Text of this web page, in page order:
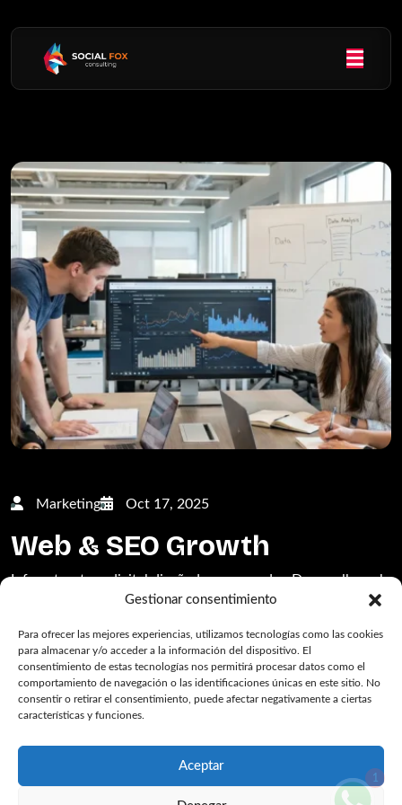
Gestionar consentimiento
Para ofrecer las mejores experiencias, utilizamos tecnologías como las cookies
para almacenar y/o acceder a la información del dispositivo. El
consentimiento de estas tecnologías nos permitirá procesar datos como el
comportamiento de navegación o las identificaciones únicas en este sitio. No
consentir o retirar el consentimiento, puede afectar negativamente a ciertas
características y funciones.
Aceptar
Marketing Oct 17, 2025
Web & SEO Growth
Infraestructura digital diseñada para vender. Desarrollo web
ultrarrápido y estrategias de contenido SEO para que
Read More
1